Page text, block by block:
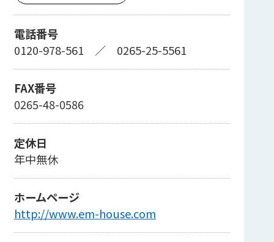
電話番号
0120-978-561 ／ 0265-25-5561
FAX番号
0265-48-0586
定休日
年中無休
ホームページ
http://www.em-house.com